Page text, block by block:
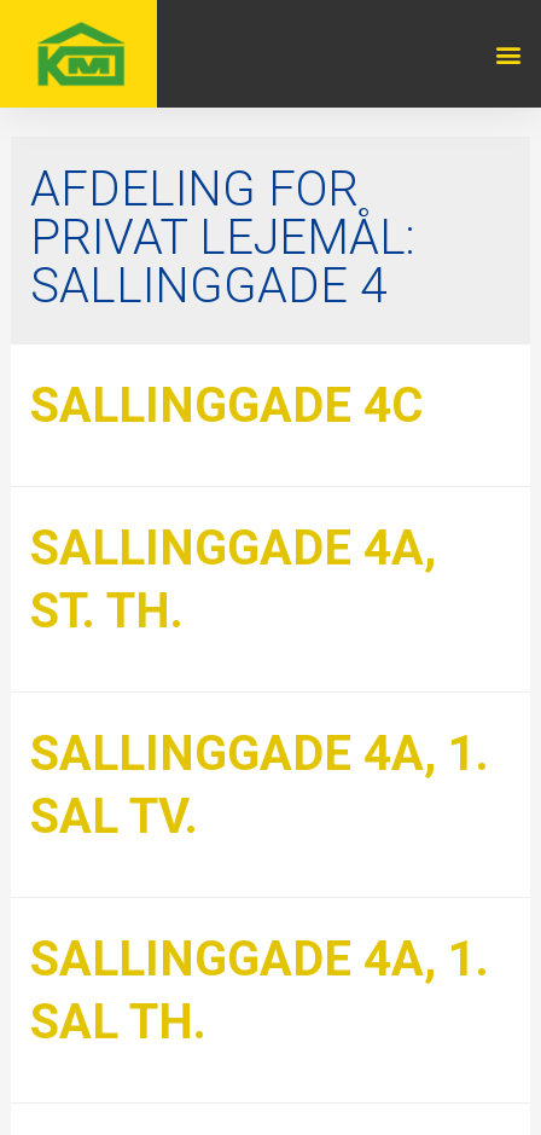
AFDELING FOR
PRIVAT LEJEMÅL:
SALLINGGADE 4
SALLINGGADE 4C
SALLINGGADE 4A,
ST. TH.
SALLINGGADE 4A, 1.
SAL TV.
SALLINGGADE 4A, 1.
SAL TH.